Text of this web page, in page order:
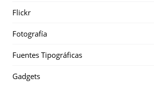
Flickr
Fotografía
Fuentes Tipográficas
Gadgets